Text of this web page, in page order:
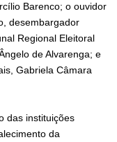
Barenco; o ouvidor
desembargador
Regional Eleitoral
de Alvarenga; e
Gabriela Câmara
das instituições
da